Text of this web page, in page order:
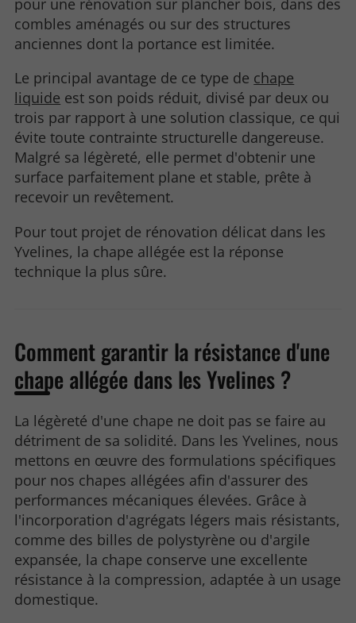
pour une rénovation sur plancher bois, dans des
combles aménagés ou sur des structures
anciennes dont la portance est limitée.
Le principal avantage de ce type de chape
liquide est son poids réduit, divisé par deux ou
trois par rapport à une solution classique, ce qui
évite toute contrainte structurelle dangereuse.
Malgré sa légèreté, elle permet d'obtenir une
surface parfaitement plane et stable, prête à
recevoir un revêtement.
Pour tout projet de rénovation délicat dans les
Yvelines, la chape allégée est la réponse
technique la plus sûre.
Comment garantir la résistance d'une
chape allégée dans les Yvelines ?
La légèreté d'une chape ne doit pas se faire au
détriment de sa solidité. Dans les Yvelines, nous
mettons en œuvre des formulations spécifiques
pour nos chapes allégées afin d'assurer des
performances mécaniques élevées. Grâce à
l'incorporation d'agrégats légers mais résistants,
comme des billes de polystyrène ou d'argile
expansée, la chape conserve une excellente
résistance à la compression, adaptée à un usage
domestique.